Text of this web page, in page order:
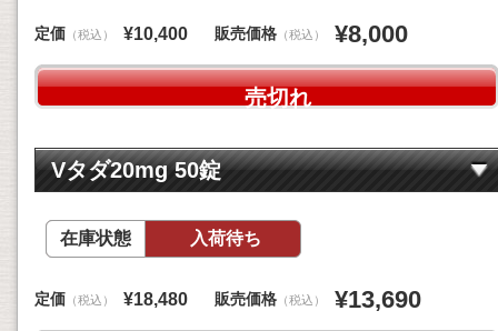
定価 （税込） ¥10,400 販売価格 （税込） ¥8,000
売切れ
Vタダ20mg 50錠
在庫状態 入荷待ち
定価 （税込） ¥18,480 販売価格 （税込） ¥13,690